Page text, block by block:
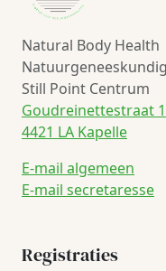
Natural Body Health
Still Point Centrum
Goudreinettestraat 1
4421 LA Kapelle
E-mail algemeen
E-mail secretaresse
Registraties